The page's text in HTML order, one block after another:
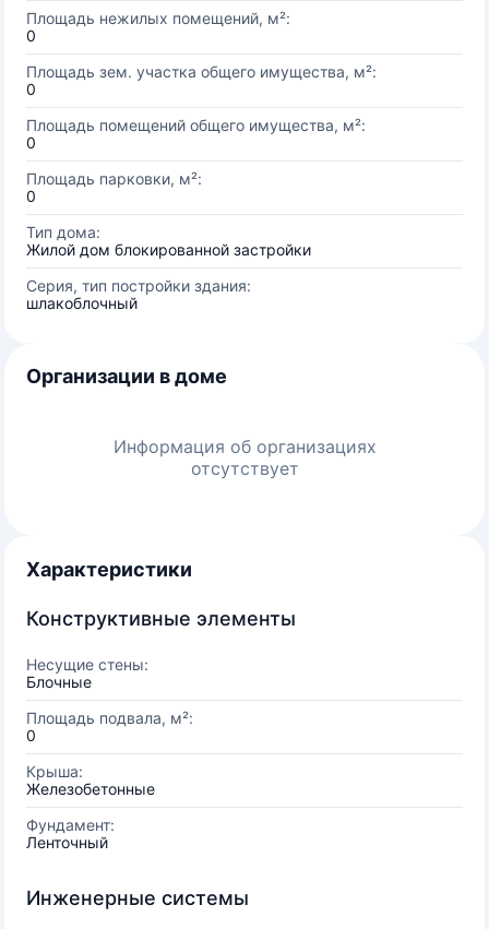
Площадь нежилых помещений, м²:
0
Площадь зем. участка общего имущества, м²:
0
Площадь помещений общего имущества, м²:
0
Площадь парковки, м²:
0
Тип дома:
Жилой дом блокированной застройки
Серия, тип постройки здания:
шлакоблочный
Организации в доме
Информация об организациях
отсутствует
Характеристики
Конструктивные элементы
Несущие стены:
Блочные
Площадь подвала, м²:
0
Крыша:
Железобетонные
Фундамент:
Ленточный
Инженерные системы